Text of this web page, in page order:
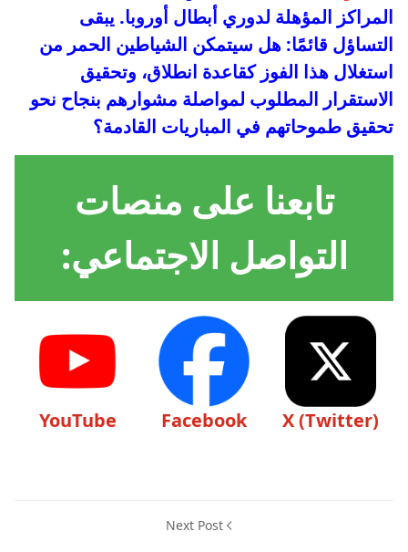
المراكز المؤهلة لدوري أبطال أوروبا. يبقى
التساؤل قائمًا: هل سيتمكن الشياطين الحمر من
استغلال هذا الفوز كقاعدة انطلاق، وتحقيق
الاستقرار المطلوب لمواصلة مشوارهم بنجاح نحو
تحقيق طموحاتهم في المباريات القادمة؟
تابعنا على منصات
التواصل الاجتماعي:
X (Twitter)
Facebook
YouTube
Next Post